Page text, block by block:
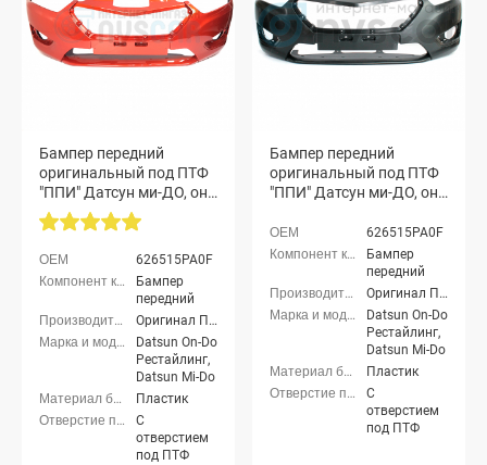
Бампер передний
оригинальный под ПТФ
"ППИ" Датсун ми-ДО, он-
ДО Рестайлинг (Манго
147)
626515PA0F
Бампер
передний
Оригинал ППИ
Datsun On-Do
Рестайлинг,
Datsun Mi-Do
Пластик
С
отверстием
под ПТФ
Бампер передний
оригинальный под ПТФ
"ППИ" Датсун ми-ДО, он-
(неокрашенный)626515PA0F
Бампер
передний
Оригинал ППИ
Datsun On-Do
Рестайлинг,
Datsun Mi-Do
Пластик
С
отверстием
под ПТФ